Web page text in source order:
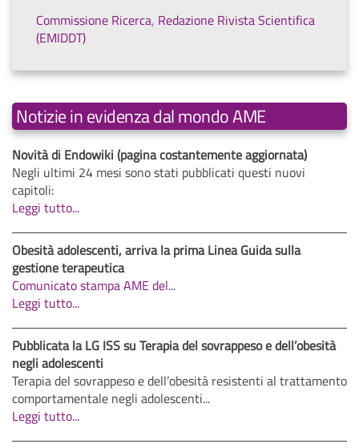
Commissione Ricerca, Redazione Rivista Scientifica
(EMIDDT)
Notizie in evidenza dal mondo AME
Novità di Endowiki (pagina costantemente aggiornata)
Negli ultimi 24 mesi sono stati pubblicati questi nuovi
capitoli:
Leggi tutto...
Obesità adolescenti, arriva la prima Linea Guida sulla
gestione terapeutica
Comunicato stampa AME del...
Leggi tutto...
Pubblicata la LG ISS su Terapia del sovrappeso e dell’obesità
negli adolescenti
Terapia del sovrappeso e dell’obesità resistenti al trattamento
comportamentale negli adolescenti...
Leggi tutto...